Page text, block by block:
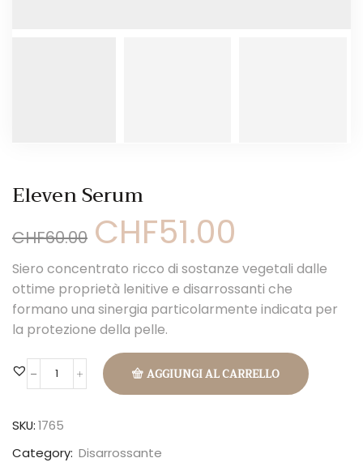
Eleven Serum
CHF60.00 prezzo
era:
CHF60.00.
CHF51.00
è:
CHF51.00.
Siero concentrato ricco di sostanze vegetali dalle
ottime proprietà lenitive e disarrossanti che
formano una sinergia particolarmente indicata per
la protezione della pelle.
Eleven
quantità
AGGIUNGI AL CARRELLO
SKU:1765
Category: Disarrossante